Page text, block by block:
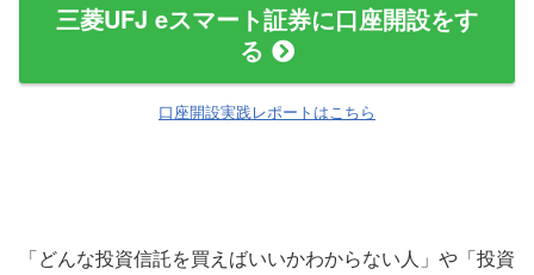
三菱UFJ eスマート証券に口座開設をす
る
口座開設実践レポートはこちら
「どんな投資信託を買えばいいかわからない人」や「投資